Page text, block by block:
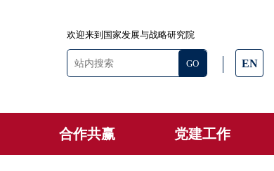
欢迎来到国家发展与战略研究院
EN
合作共赢 党建工作